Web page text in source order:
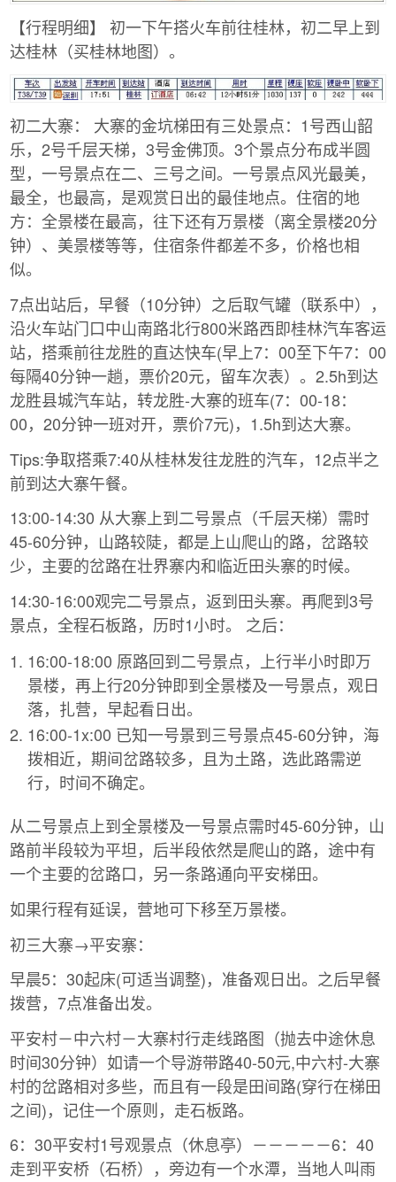
【行程明细】 初一下午搭火车前往桂林，初二早上到
达桂林（买桂林地图）。
初二大寨： 大寨的金坑梯田有三处景点：1号西山韶
乐，2号千层天梯，3号金佛顶。3个景点分布成半圆
型，一号景点在二、三号之间。一号景点风光最美，
最全，也最高，是观赏日出的最佳地点。住宿的地
方：全景楼在最高，往下还有万景楼（离全景楼20分
钟）、美景楼等等，住宿条件都差不多，价格也相
似。
7点出站后，早餐（10分钟）之后取气罐（联系中），
沿火车站门口中山南路北行800米路西即桂林汽车客运
站，搭乘前往龙胜的直达快车(早上7：00至下午7：00
每隔40分钟一趟，票价20元，留车次表）。2.5h到达
龙胜县城汽车站，转龙胜-大寨的班车(7：00-18：
00，20分钟一班对开，票价7元)，1.5h到达大寨。
Tips:争取搭乘7:40从桂林发往龙胜的汽车，12点半之
前到达大寨午餐。
13:00-14:30 从大寨上到二号景点（千层天梯）需时
45-60分钟，山路较陡，都是上山爬山的路，岔路较
少，主要的岔路在壮界寨内和临近田头寨的时候。
14:30-16:00观完二号景点，返到田头寨。再爬到3号
景点，全程石板路，历时1小时。 之后：
16:00-18:00 原路回到二号景点，上行半小时即万
景楼，再上行20分钟即到全景楼及一号景点，观日
落，扎营，早起看日出。
16:00-1x:00 已知一号景到三号景点45-60分钟，海
拨相近，期间岔路较多，且为土路，选此路需逆
行，时间不确定。
从二号景点上到全景楼及一号景点需时45-60分钟，山
路前半段较为平坦，后半段依然是爬山的路，途中有
一个主要的岔路口，另一条路通向平安梯田。
如果行程有延误，营地可下移至万景楼。
初三大寨→平安寨：
早晨5：30起床(可适当调整)，准备观日出。之后早餐
拨营，7点准备出发。
平安村－中六村－大寨村行走线路图（抛去中途休息
时间30分钟）如请一个导游带路40-50元,中六村-大寨
村的岔路相对多些，而且有一段是田间路(穿行在梯田
之间)，记住一个原则，走石板路。
6：30平安村1号观景点（休息亭）－－－－－6：40
走到平安桥（石桥），旁边有一个水潭，当地人叫雨